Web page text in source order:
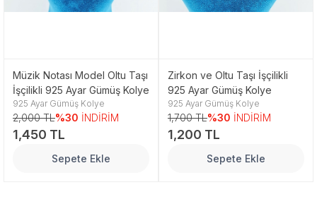
Müzik Notası Model Oltu Taşı
İşçilikli 925 Ayar Gümüş Kolye
925 Ayar Gümüş Kolye
2,000 TL%30 İNDİRİM
1,450 TL
Sepete Ekle
Zirkon ve Oltu Taşı İşçilikli
925 Ayar Gümüş Kolye
925 Ayar Gümüş Kolye
1,700 TL%30 İNDİRİM
1,200 TL
Sepete Ekle